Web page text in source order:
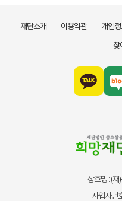
재단소개 이용약관 개인
찾
상호명 : (
사업자번